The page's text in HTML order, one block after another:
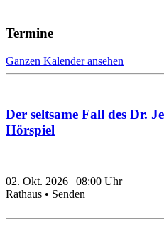
Termine
Ganzen Kalender ansehen
Der seltsame Fall des Dr.
Hörspiel
02. Okt. 2026 | 08:00 Uhr
Rathaus • Senden